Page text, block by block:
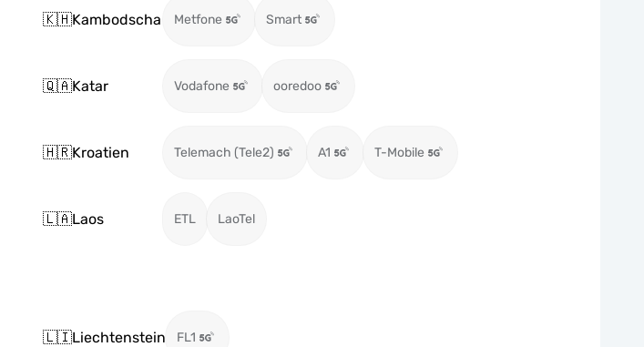
🇰🇭Kambodscha Metfone Smart
🇶🇦Katar Vodafone ooredoo
🇭🇷Kroatien Telemach (Tele2) A1 T-Mobile
🇱🇦Laos ETL LaoTel
🇱🇮Liechtenstein FL1